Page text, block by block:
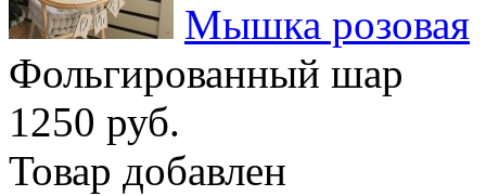
Мышка розовая
Фольгированный шар
1250 руб.
Товар добавлен